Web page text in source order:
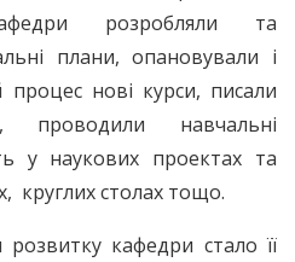
розробляли та
плани, опановували і
нові курси, писали
проводили навчальні
у наукових проектах та
круглих столах тощо.
кафедри стало її